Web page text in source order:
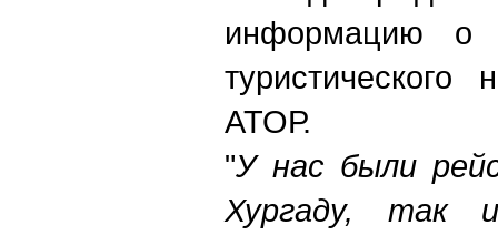
информацию о
АТОР.
"У нас были
Хургаду, так